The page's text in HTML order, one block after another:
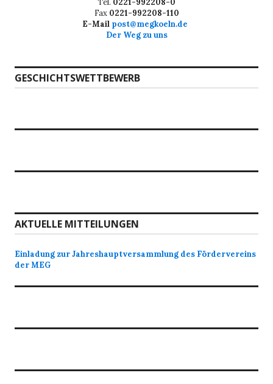
Tel. 0221-992208-0
Fax 0221-992208-110
E-Mail post@megkoeln.de
Der Weg zu uns
GESCHICHTSWETTBEWERB
AKTUELLE MITTEILUNGEN
Einladung zur Jahreshauptversammlung des Fördervereins
der MEG